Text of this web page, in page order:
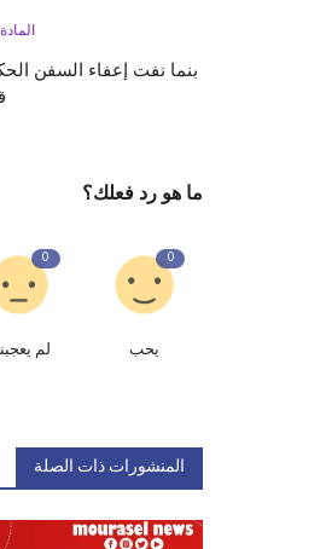
بنما نفت إعفاء السفن
ما هو رد فعلك؟
0
يحب
0
لم
المنشورات ذات الصلة